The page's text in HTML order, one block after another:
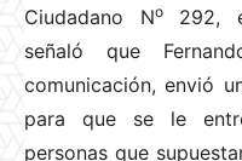
Ciudadano No292, el
señaló que
comunicación, envió
para que se le
personas que